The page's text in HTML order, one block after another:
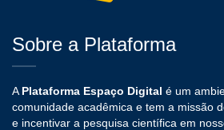
Sobre a Plataforma
A Plataforma Espaço Digital é um
comunidade acadêmica e tem a missão
e incentivar a pesquisa científica em